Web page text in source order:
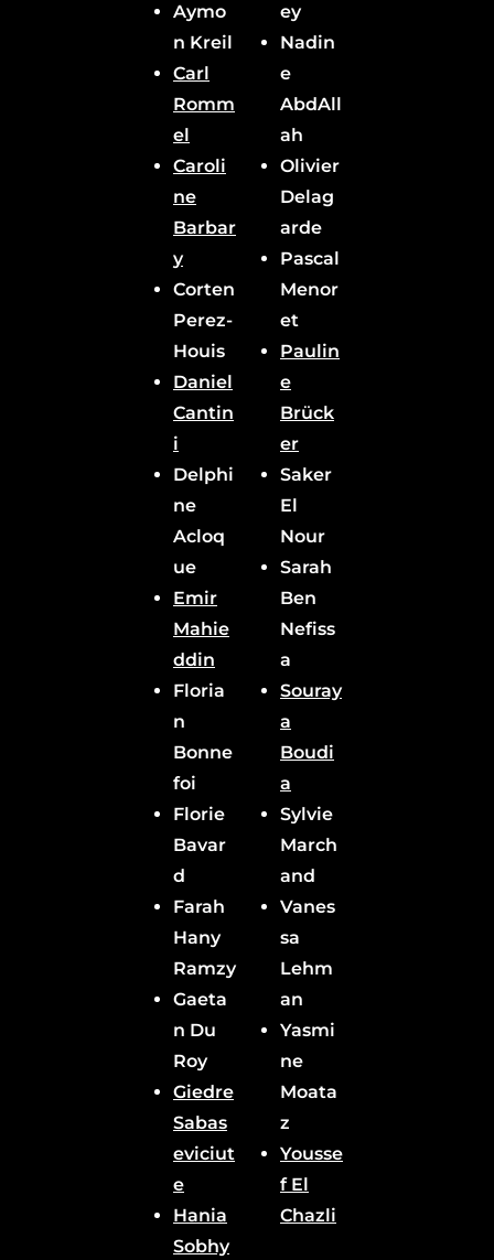
Aymo
n Kreil
Carl
Romm
el
Caroli
ne
Barbar
y
Corten
Perez-
Houis
Daniel
Cantin
i
Delphi
ne
Acloq
ue
Emir
Mahie
ddin
Floria
n
Bonne
foi
Florie
Bavar
d
Farah
Hany
Ramzy
Gaeta
n Du
Roy
Giedre
Sabas
eviciut
e
Hania
Sobhy
ey
Nadin
e
AbdAll
ah
Olivier
Delag
arde
Pascal
Menor
et
Paulin
e
Brück
er
Saker
El
Nour
Sarah
Ben
Nefiss
a
Souray
a
Boudi
a
Sylvie
March
and
Vanes
sa
Lehm
an
Yasmi
ne
Moata
z
Yousse
f El
Chazli